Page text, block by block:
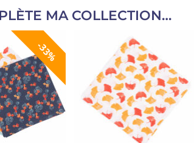
MA COLLECTION…
33%
AU PANIER
APERÇU
AJOUTER AU PANIER
/
APERÇU
réductionsur votre
avec le code ci-